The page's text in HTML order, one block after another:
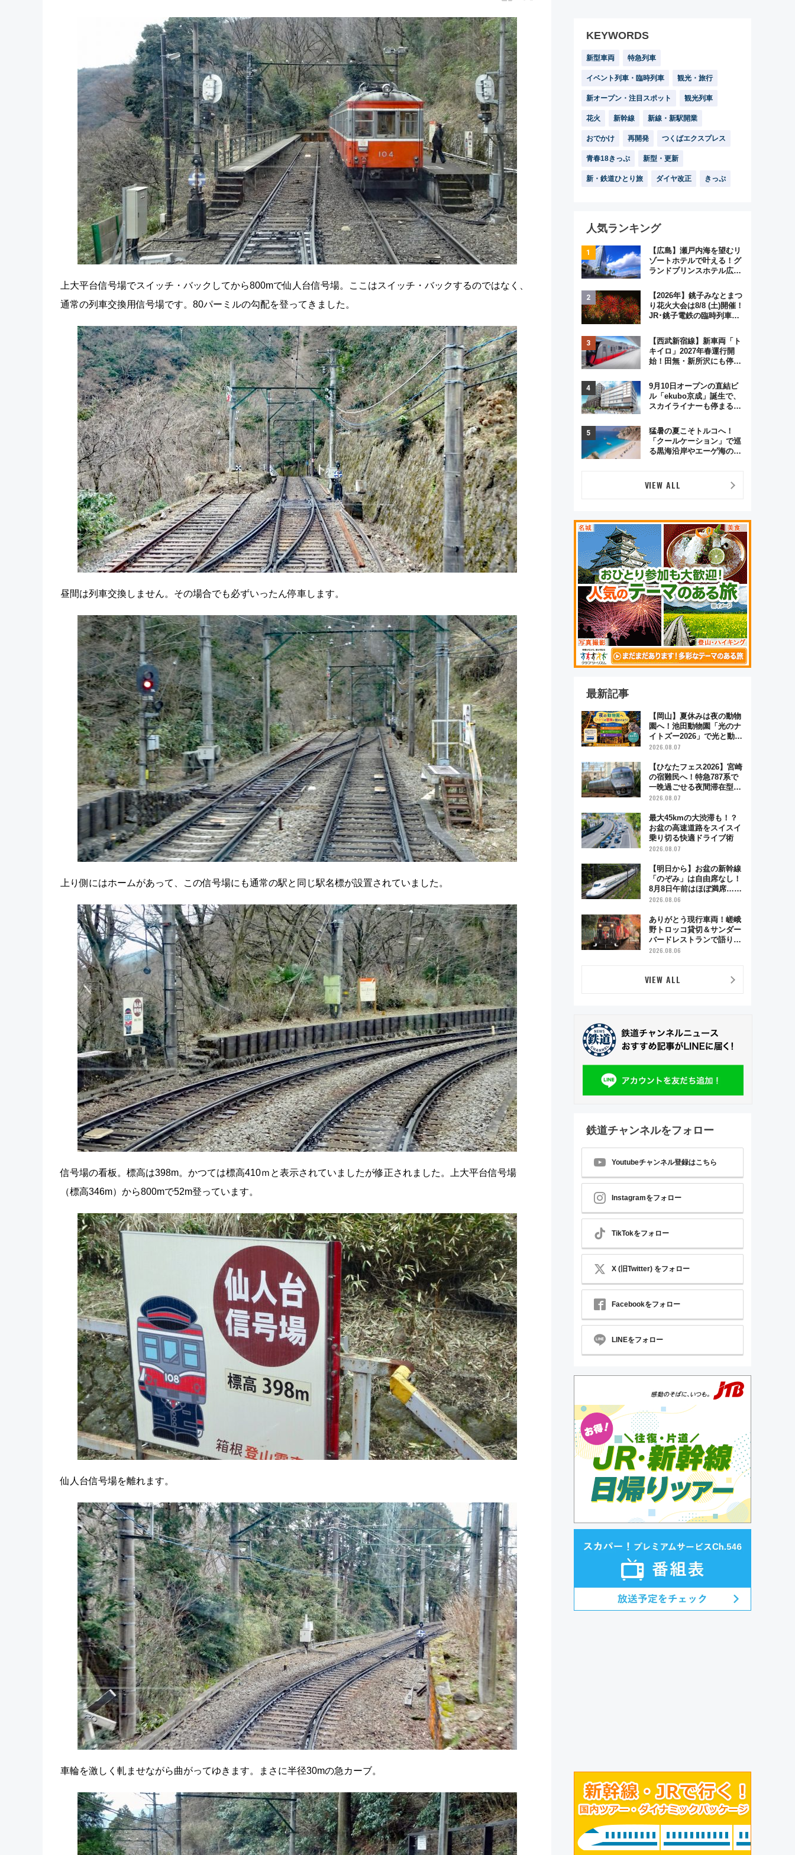
上大平台信号場でスイッチ・バックしてから800mで仙人台信号場。ここはスイッチ・バックするのではなく、
通常の列車交換用信号場です。80パーミルの勾配を登ってきました。
昼間は列車交換しません。その場合でも必ずいったん停車します。
上り側にはホームがあって、この信号場にも通常の駅と同じ駅名標が設置されていました。
信号場の看板。標高は398m。かつては標高410ｍと表示されていましたが修正されました。上大平台信号場
（標高346m）から800mで52m登っています。
仙人台信号場を離れます。
車輪を激しく軋ませながら曲がってゆきます。まさに半径30mの急カーブ。
KEYWORDS
新型車両 特急列車
イベント列車・臨時列車 観光・旅行
新オープン・注目スポット 観光列車
花火 新幹線 新線・新駅開業
おでかけ 再開発 つくばエクスプレス
青春18きっぷ 新型・更新
新・鉄道ひとり旅 ダイヤ改正 きっぷ
人気ランキング
【広島】瀬戸内海を望むリ
ゾートホテルで叶える！グ
ランドプリンスホテル広島
ジュアルパーティープラン
【2026年】銚子みなとまつ
り花火大会は8/8 (土)開催！
JR･銚子電鉄の臨時列車や
く8,000発の大迫力＆屋台
を満喫
【西武新宿線】新車両「ト
キイロ」2027年春運行開
始！田無・新所沢にも停
弾」も
9月10日オープンの直結ビ
ル「ekubo京成」誕生で、
スカイライナーも停まる巨
変わる？ 全テナント情報も
公開！
猛暑の夏こそトルコへ！
「クールケーション」で巡
る黒海沿岸やエーゲ海の避
オも認める『2026年に訪れ
るべき世界の旅先』
VIEW ALL
最新記事
【岡山】夏休みは夜の動物
園へ！池田動物園「光のナ
イトズー2026」で光と動物
が彩る特別な夜
2026.08.07
【ひなたフェス2026】宮崎
の宿難民へ！特急787系で
一晩過ごせる夜間滞在型イ
ベント「スワローおひさ
2026.08.07
最大45kmの大渋滞も！？
お盆の高速道路をスイスイ
乗り切る快適ドライブ術
2026.08.07
【明日から】お盆の新幹線
「のぞみ」は自由席なし！
8月8日午前はほぼ満席…で
も数時間ズラせば空きが見
「空席」探しのコツ
2026.08.06
ありがとう現行車両！嵯峨
野トロッコ貸切＆サンダー
バードレストランで語り合
う秋の京都 斉藤雪乃＆福
ー」開催
2026.08.06
VIEW ALL
鉄道チャンネルをフォロー
Youtubeチャンネル登録はこちら
Instagramをフォロー
TikTokをフォロー
X (旧Twitter) をフォロー
Facebookをフォロー
LINEをフォロー